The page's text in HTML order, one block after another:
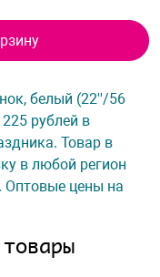
белый (22''/56
рублей в
Товар в
в любой регион
Оптовые цены на